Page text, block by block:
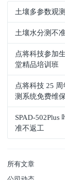
土壤多参数观
土壤水分测不
点将科技参加
堂精品培训班
点将科技 25
测系统免费维保
准不返工
所有文章